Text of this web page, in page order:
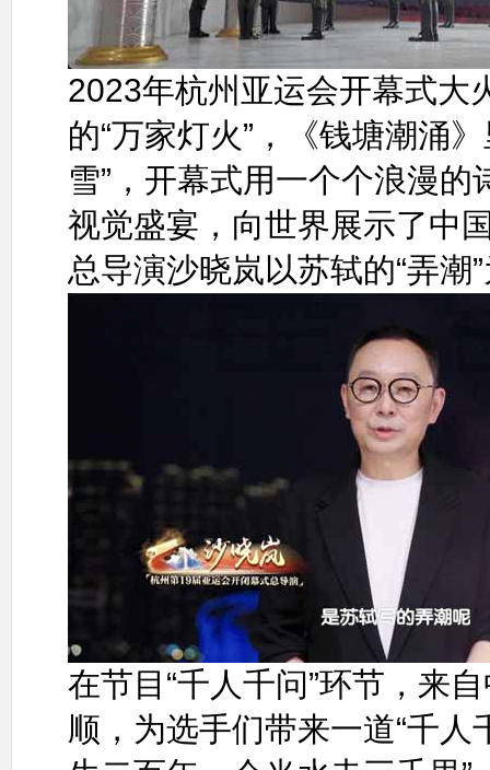
2023年杭州亚运会开幕式大
的“万家灯火”，《钱塘潮涌
雪”，开幕式用一个个浪漫
视觉盛宴，向世界展示了中
总导演沙晓岚以苏轼的“弄潮
在节目“千人千问”环节，来
顺，为选手们带来一道“千人